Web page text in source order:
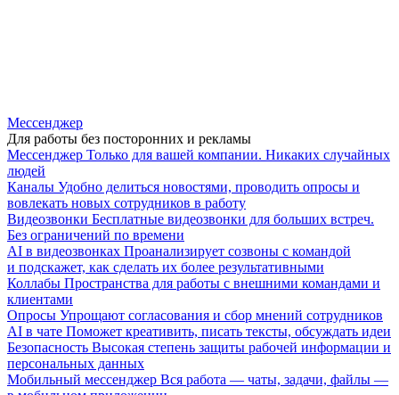
Мессенджер
Для работы без посторонних и рекламы
Мессенджер Только для вашей компании. Никаких случайных
людей
Каналы Удобно делиться новостями, проводить опросы и
вовлекать новых сотрудников в работу
Видеозвонки Бесплатные видеозвонки для больших встреч.
Без ограничений по времени
AI в видеозвонках Проанализирует созвоны с командой
и подскажет, как сделать их более результативными
Коллабы Пространства для работы с внешними командами и
клиентами
Опросы Упрощают согласования и сбор мнений сотрудников
AI в чате Поможет креативить, писать тексты, обсуждать идеи
Безопасность Высокая степень защиты рабочей информации и
персональных данных
Мобильный мессенджер Вся работа — чаты, задачи, файлы —